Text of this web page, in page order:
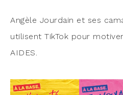
Angèle Jour­dain et ses
uti­lisent Tik­Tok pour
AIDES.